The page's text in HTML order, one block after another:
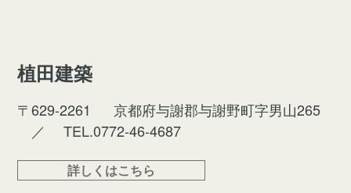
植田建築
〒629-2261
京都府与謝郡与謝野町字男山265
／
TEL.0772-46-4687
詳しくはこちら